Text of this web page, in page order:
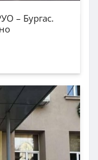
– Бургас.